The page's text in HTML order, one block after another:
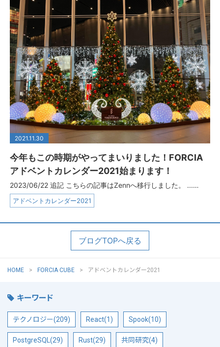
2021.11.30
今年もこの時期がやってまいりました！FORCIA
アドベントカレンダー2021始まります！
2023/06/22 追記 こちらの記事はZennへ移行しました。 ...…
アドベントカレンダー2021
ブログTOPへ戻る
HOME FORCIA CUBE アドベントカレンダー2021
キーワード
テクノロジー(209) React(1) Spook(10)
PostgreSQL(29) Rust(29) 共同研究(4)